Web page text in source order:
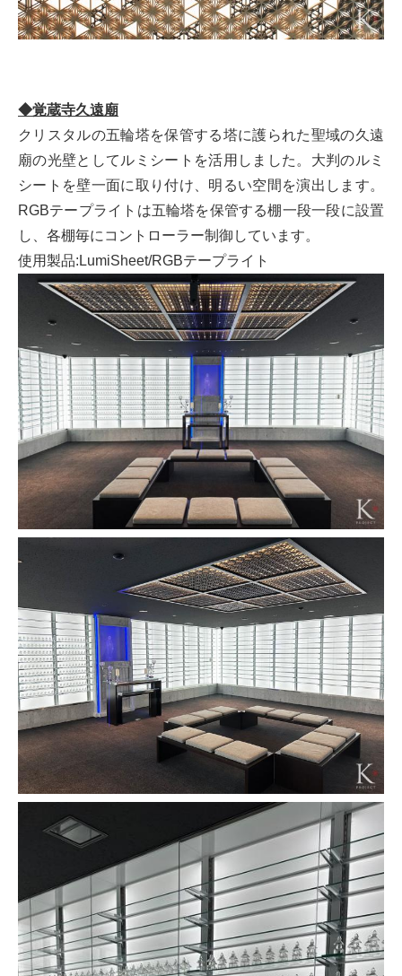
◆覚蔵寺久遠廟
クリスタルの五輪塔を保管する塔に護られた聖域の久遠
廟の光壁としてルミシートを活用しました。大判のルミ
シートを壁一面に取り付け、明るい空間を演出します。
RGBテープライトは五輪塔を保管する棚一段一段に設置
し、各棚毎にコントローラー制御しています。
使用製品:LumiSheet/RGBテープライト